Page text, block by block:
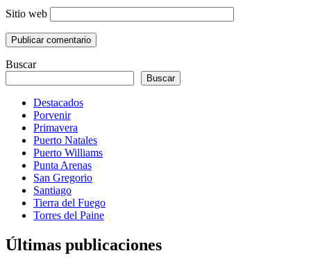
Sitio web
Buscar
Buscar
Destacados
Porvenir
Primavera
Puerto Natales
Puerto Williams
Punta Arenas
San Gregorio
Santiago
Tierra del Fuego
Torres del Paine
Últimas publicaciones